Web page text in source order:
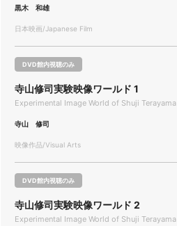
黒木 和雄
日本映画/Japanese Film
DVD館内視聴のみ
寺山修司実験映像ワールド 1
Experimental Image World of Shuji Terayama
寺山 修司
映像作品/Visual Arts
DVD館内視聴のみ
寺山修司実験映像ワールド 2
Experimental Image World of Shuji Terayama